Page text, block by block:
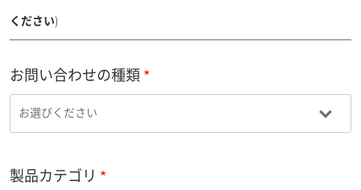
ください)
お問い合わせの種類
製品カテゴリ